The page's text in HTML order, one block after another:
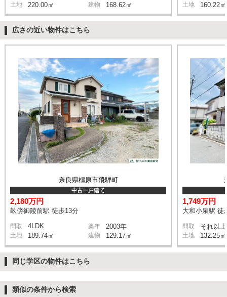
土地 220.00㎡ 建物 168.62㎡ 土地 160.22㎡
広さの近い物件はこちら
奈良県橿原市飛騨町
中古一戸建て
2,180万円
畝傍御陵前駅 徒歩13分
間取 4LDK 築年 2003年
土地 189.74㎡ 建物 129.17㎡
1,749万円
大和小泉駅 徒
間取 それ以上
土地 132.25㎡
同じ学区の物件はこちら
類似の条件から検索